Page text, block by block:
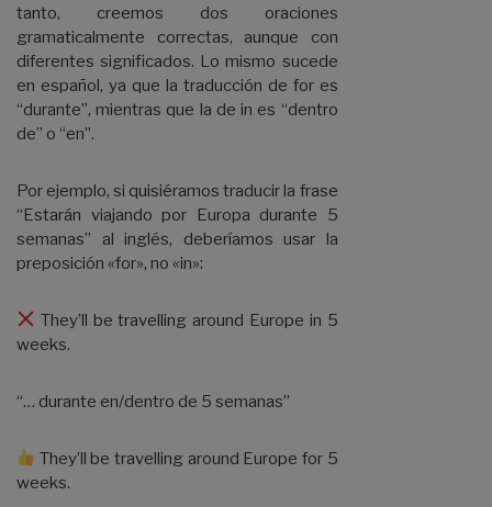
tanto, creemos dos oraciones
gramaticalmente correctas, aunque con
diferentes significados. Lo mismo sucede
en español, ya que la traducción de for es
“durante”, mientras que la de in es “dentro
de” o “en”.
Por ejemplo, si quisiéramos traducir la frase
“Estarán viajando por Europa durante 5
semanas” al inglés, deberíamos usar la
preposición «for», no «in»:
They’ll be travelling around Europe in 5
weeks.
“… durante en/dentro de 5 semanas”
They’ll be travelling around Europe for 5
weeks.